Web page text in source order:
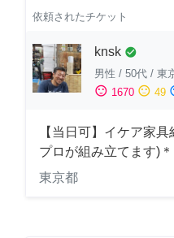
依頼されたチケット
knsk check_circle
男性 / 50代 / 東
sentiment_satisfied 1670 sentiment_neutral 49
【当日可】イケア家
プロが組み立てます)
東京都